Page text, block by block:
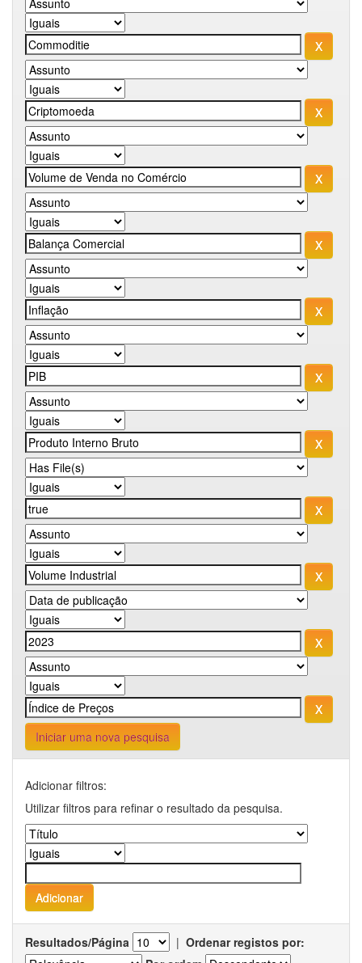
Iniciar uma nova pesquisa
Adicionar filtros:
Utilizar filtros para refinar o resultado da pesquisa.
Resultados/Página | Ordenar registos por: